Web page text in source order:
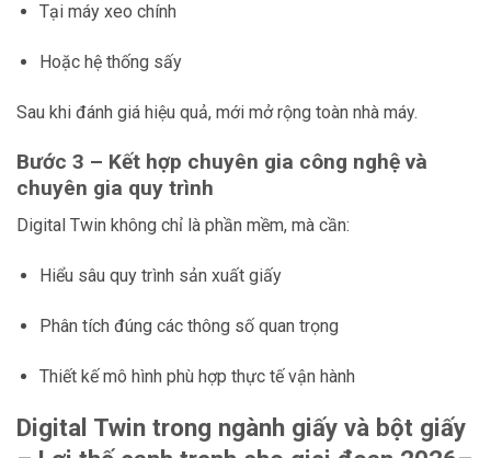
Tại máy xeo chính
Hoặc hệ thống sấy
Sau khi đánh giá hiệu quả, mới mở rộng toàn nhà máy.
Bước 3 – Kết hợp chuyên gia công nghệ và
chuyên gia quy trình
Digital Twin không chỉ là phần mềm, mà cần:
Hiểu sâu quy trình sản xuất giấy
Phân tích đúng các thông số quan trọng
Thiết kế mô hình phù hợp thực tế vận hành
Digital Twin trong ngành giấy và bột giấy